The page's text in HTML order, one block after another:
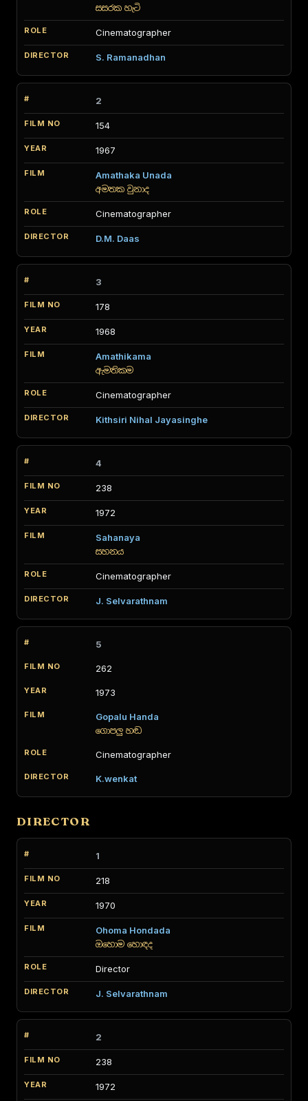
සසරක හැටි
Cinematographer
S. Ramanadhan
2
154
1967
Amathaka Unada
අමතක වුනාද
Cinematographer
D.M. Daas
3
178
1968
Amathikama
ඇමතිකම
Cinematographer
Kithsiri Nihal Jayasinghe
4
238
1972
Sahanaya
සහනය
Cinematographer
J. Selvarathnam
5
262
1973
Gopalu Handa
ගොපලු හඬ
Cinematographer
K.wenkat
DIRECTOR
1
218
1970
Ohoma Hondada
ඔහොම හොඳද
Director
J. Selvarathnam
2
238
1972